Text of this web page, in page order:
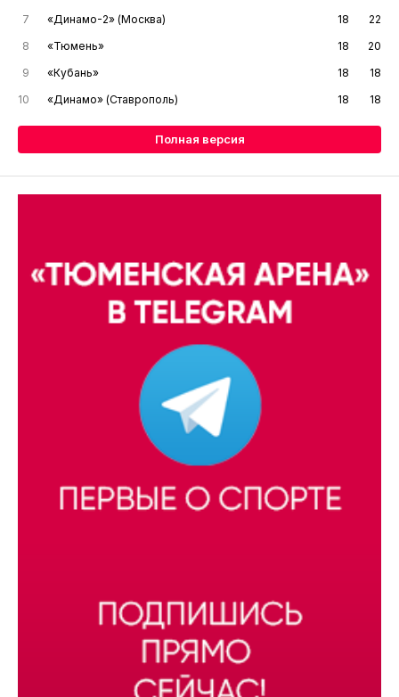
7
«Динамо-2» (Москва) 18
22
8
«Тюмень» 18
20
9
«Кубань» 18
18
10
«Динамо» (Ставрополь) 18 18
Полная версия